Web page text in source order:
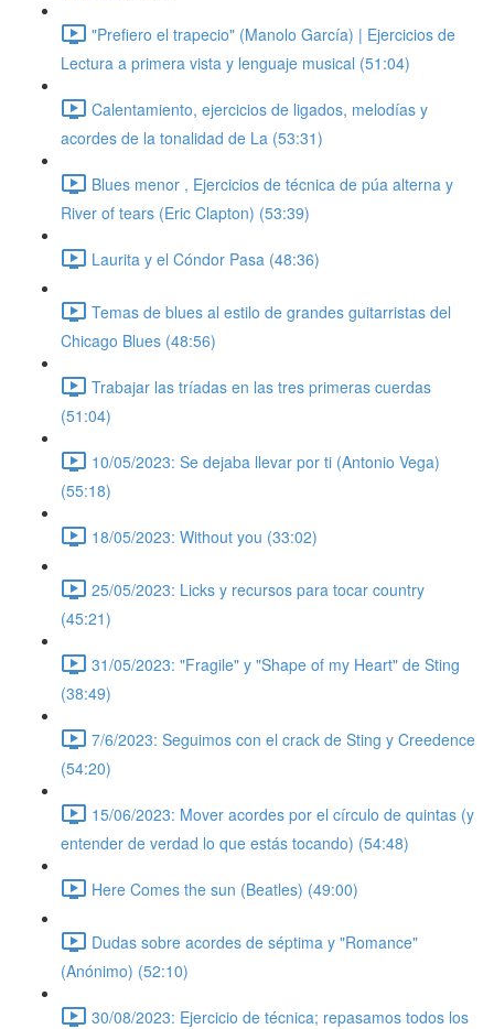
"Prefiero el trapecio" (Manolo García) | Ejercicios de
Lectura a primera vista y lenguaje musical (51:04)
Calentamiento, ejercicios de ligados, melodías y
acordes de la tonalidad de La (53:31)
Blues menor , Ejercicios de técnica de púa alterna y
River of tears (Eric Clapton) (53:39)
Laurita y el Cóndor Pasa (48:36)
Temas de blues al estilo de grandes guitarristas del
Chicago Blues (48:56)
Trabajar las tríadas en las tres primeras cuerdas
(51:04)
10/05/2023: Se dejaba llevar por ti (Antonio Vega)
(55:18)
18/05/2023: Without you (33:02)
25/05/2023: Licks y recursos para tocar country
(45:21)
31/05/2023: "Fragile" y "Shape of my Heart" de Sting
(38:49)
7/6/2023: Seguimos con el crack de Sting y Creedence
(54:20)
15/06/2023: Mover acordes por el círculo de quintas (y
entender de verdad lo que estás tocando) (54:48)
Here Comes the sun (Beatles) (49:00)
Dudas sobre acordes de séptima y "Romance"
(Anónimo) (52:10)
30/08/2023: Ejercicio de técnica; repasamos todos los